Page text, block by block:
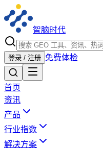
智脑时代
登录 / 注册 免费体检
首页
资讯
产品
行业指数
解决方案